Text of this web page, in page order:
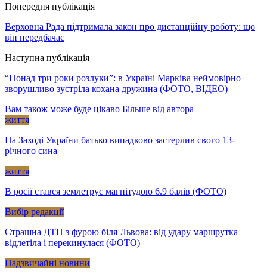
Попередня публікація
Верховна Рада підтримала закон про дистанційну роботу: що
він передбачає
Наступна публікація
“Понад три роки розлуки”: в Україні Марківа неймовірно
зворушливо зустріла кохана дружина (ФОТО, ВІДЕО)
Вам також може буде цікаво Більше від автора
життя
На Заході України батько випадково застерлив свого 13-
річного сина
життя
В росії стався землетрус магнітудою 6.9 балів (ФОТО)
Вибір редакції
Страшна ДТП з фурою біля Львова: від удару маршрутка
відлетіла і перекинулася (ФОТО)
Надзвичайні новини